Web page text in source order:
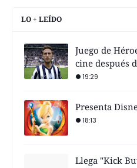
LO + LEÍDO
Juego de
cine después
19:29
Presenta
18:13
Llega "Kick